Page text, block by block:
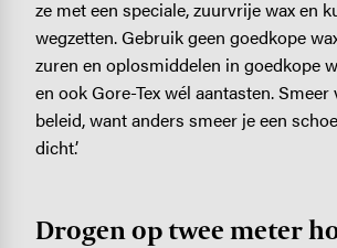
ze met een speciale, zuurvrije wax en
wegzetten. Gebruik geen goedkope
zuren en oplosmiddelen in goedkope
en ook Gore-Tex wél aantasten.
beleid, want anders smeer je een
dicht.’
Drogen op twee meter